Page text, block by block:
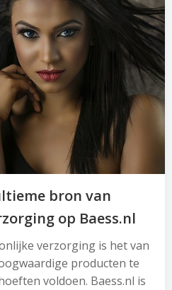
bron van
op Baess.nl
verzorging is het van
producten te
voldoen. Baess.nl is